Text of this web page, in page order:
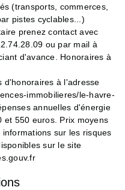
(transports, commerces,
pistes cyclables...)
prenez contact avec
ou par mail à
d'avance. Honoraires à
d'honoraires à l'adresse
immobilieres/le-havre-
annuelles d'énergie
et 550 euros. Prix moyens
sur les risques
sur le site